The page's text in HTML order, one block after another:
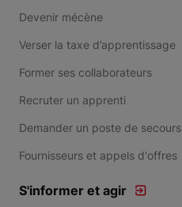
Devenir mécène
Verser la taxe d’apprentissage
Former ses collaborateurs
Recruter un apprenti
Demander un poste de secours
Fournisseurs et appels d'offres
S'informer et agir